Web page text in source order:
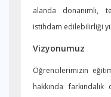
alanda donanımlı,
istihdam edilebilirliği
Vizyonumuz
Öğrencilerimizin
hakkında